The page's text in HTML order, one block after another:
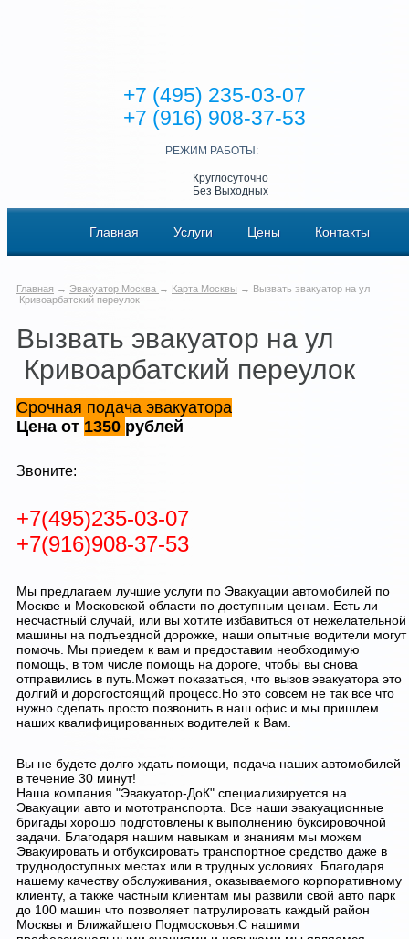
+7 (495) 235-03-07
+7 (916) 908-37-53
РЕЖИМ РАБОТЫ:
Круглосуточно
Без Выходных
Главная Услуги Цены Контакты
Главная → Эвакуатор Москва → Карта Москвы → Вызвать эвакуатор на ул
Кривоарбатский переулок
Вызвать эвакуатор на ул
Кривоарбатский переулок
Срочная подача эвакуатора
Цена от 1350 рублей
Звоните:
+7(495)235-03-07
+7(916)908-37-53
Мы предлагаем лучшие услуги по Эвакуации автомобилей по
Москве и Московской области по доступным ценам. Есть ли
несчастный случай, или вы хотите избавиться от нежелательной
машины на подъездной дорожке, наши опытные водители могут
помочь. Мы приедем к вам и предоставим необходимую
помощь, в том числе помощь на дороге, чтобы вы снова
отправились в путь.Может показаться, что вызов эвакуатора это
долгий и дорогостоящий процесс.Но это совсем не так все что
нужно сделать просто позвонить в наш офис и мы пришлем
наших квалифицированных водителей к Вам.
Вы не будете долго ждать помощи, подача наших автомобилей
в течение 30 минут!
Наша компания "Эвакуатор-ДоК" специализируется на
Эвакуации авто и мототранспорта. Все наши эвакуационные
бригады хорошо подготовлены к выполнению буксировочной
задачи. Благодаря нашим навыкам и знаниям мы можем
Эвакуировать и отбуксировать транспортное средство даже в
труднодоступных местах или в трудных условиях. Благодаря
нашему качеству обслуживания, оказываемого корпоративному
клиенту, а также частным клиентам мы развили свой авто парк
до 100 машин что позволяет патрулировать каждый район
Москвы и Ближайшего Подмосковья.С нашими